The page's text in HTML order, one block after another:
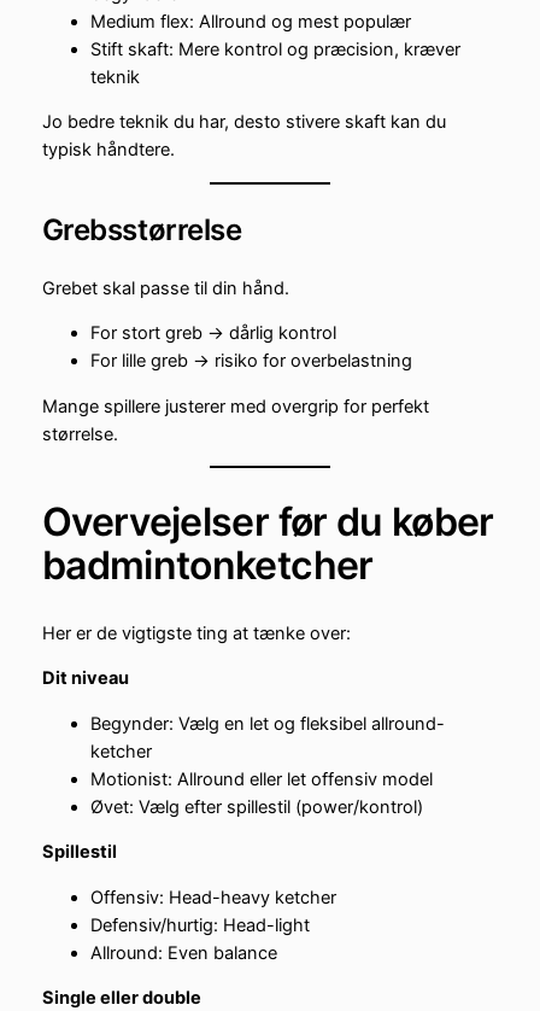
Medium flex: Allround og mest populær
Stift skaft: Mere kontrol og præcision, kræver
teknik
Jo bedre teknik du har, desto stivere skaft kan du
typisk håndtere.
Grebsstørrelse
Grebet skal passe til din hånd.
For stort greb → dårlig kontrol
For lille greb → risiko for overbelastning
Mange spillere justerer med overgrip for perfekt
størrelse.
Overvejelser før du køber
badmintonketcher
Her er de vigtigste ting at tænke over:
Dit niveau
Begynder: Vælg en let og fleksibel allround-
ketcher
Motionist: Allround eller let offensiv model
Øvet: Vælg efter spillestil (power/kontrol)
Spillestil
Offensiv: Head-heavy ketcher
Defensiv/hurtig: Head-light
Allround: Even balance
Single eller double